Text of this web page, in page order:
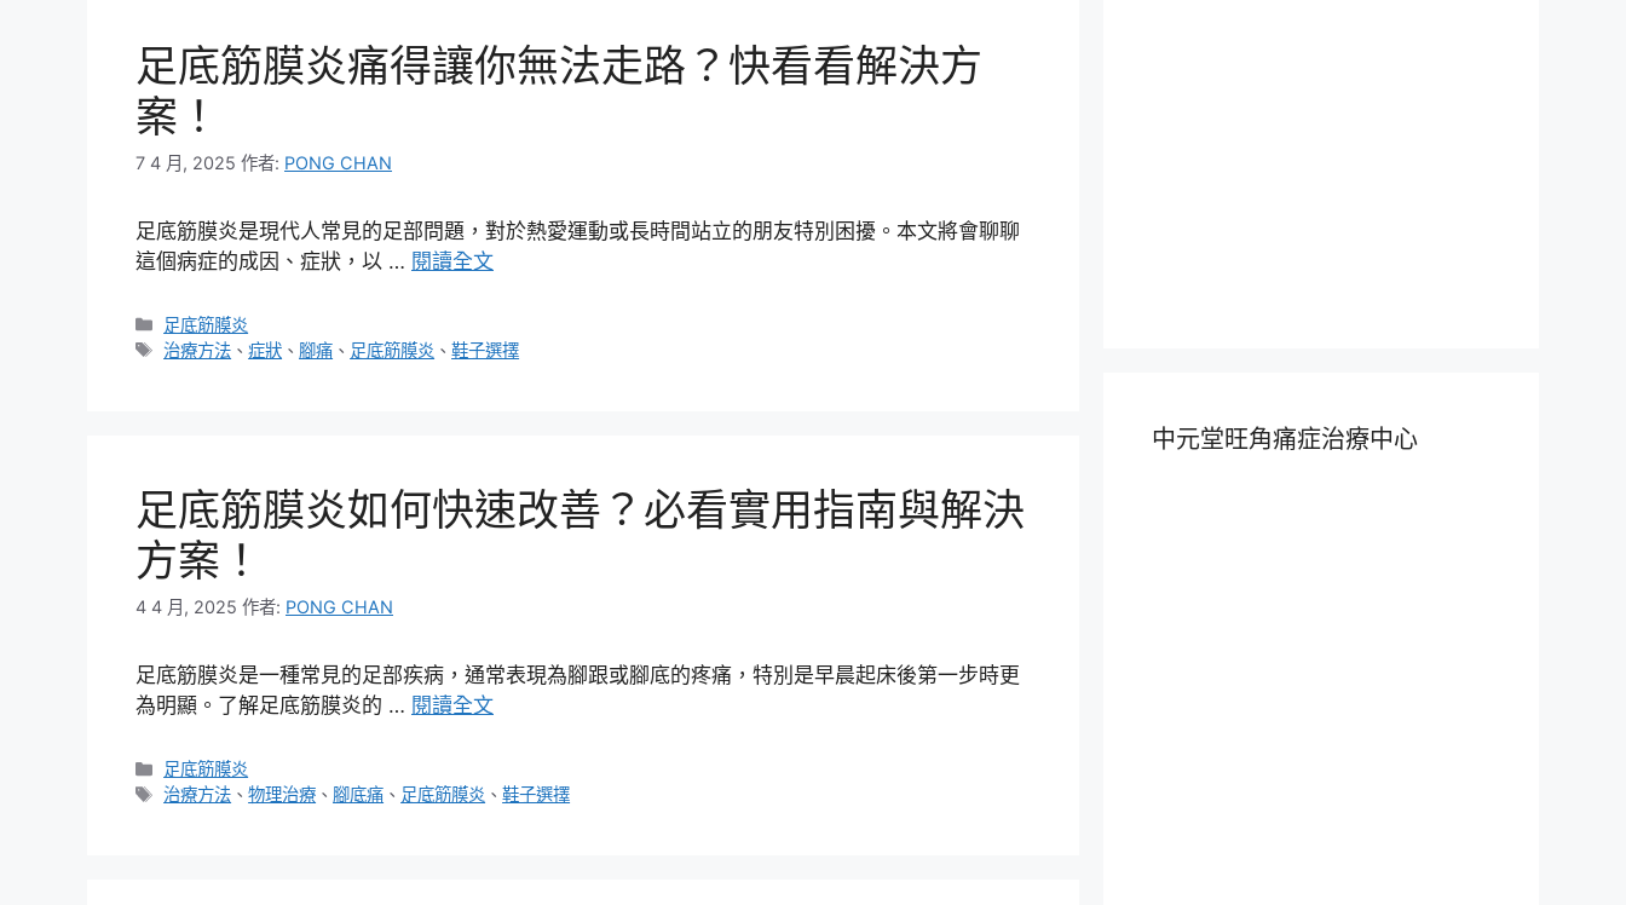
足底筋膜炎痛得讓你無法走路？快看看解決方
案！
7 4 月, 2025 作者: PONG CHAN
足底筋膜炎是現代人常見的足部問題，對於熱愛運動或長時間站立的朋友特別困擾。本文將會聊聊
這個病症的成因、症狀，以 … 閱讀全文
分
類
足底筋膜炎
標
治療方法 、症狀 、 腳痛 、 足底筋膜炎 、鞋子選擇
足底筋膜炎如何快速改善？必看實用指南與解決
方案！
4 4 月, 2025 作者: PONG CHAN
足底筋膜炎是一種常見的足部疾病，通常表現為腳跟或腳底的疼痛，特別是早晨起床後第一步時更
為明顯。了解足底筋膜炎的 … 閱讀全文
分
類
足底筋膜炎
標
治療方法 、物理治療 、 腳底痛 、 足底筋膜炎 、鞋子選擇
中元堂旺角痛症治療中心